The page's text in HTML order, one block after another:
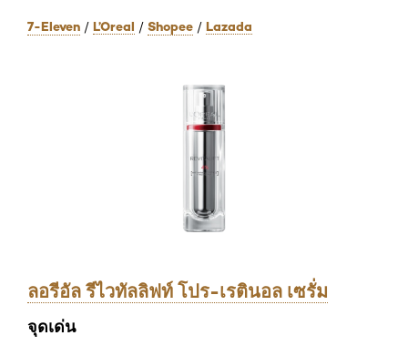
7-Eleven / L’Oreal / Shopee / Lazada
ลอรีอัล รีไวทัลลิฟท์ โปร-เรตินอล เซรั่ม
จุดเด่น